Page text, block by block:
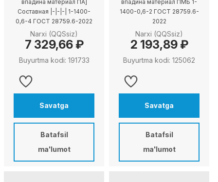
впадина материал ПА]
Составная |-|-|-| 1-1400-
0,6-4 ГОСТ 28759.6-2022
Narxi (QQSsiz)
7 329,66 ₽
Buyurtma kodi: 191733
Savatga
Batafsil
ma'lumot
впадина материал ПМБ 1-
1400-0,6-2 ГОСТ 28759.6-
2022
Narxi (QQSsiz)
2 193,89 ₽
Buyurtma kodi: 125062
Savatga
Batafsil
ma'lumot